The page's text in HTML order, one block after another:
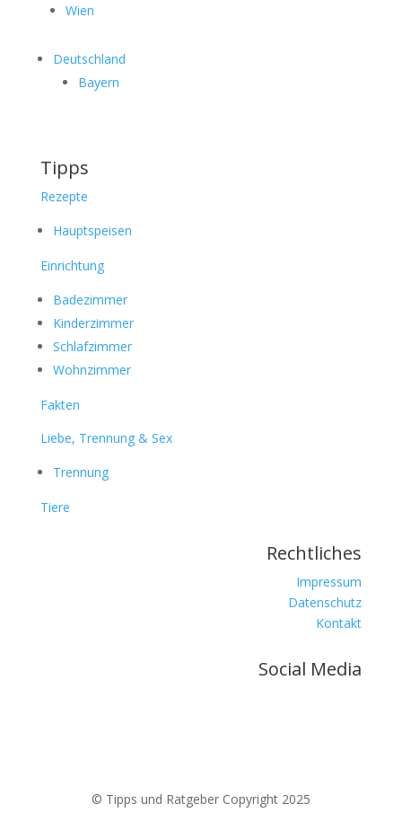
Wien
Deutschland
Bayern
Tipps
Rezepte
Hauptspeisen
Einrichtung
Badezimmer
Kinderzimmer
Schlafzimmer
Wohnzimmer
Fakten
Liebe, Trennung & Sex
Trennung
Tiere
Rechtliches
Impressum
Datenschutz
Kontakt
Social Media
© Tipps und Ratgeber Copyright 2025